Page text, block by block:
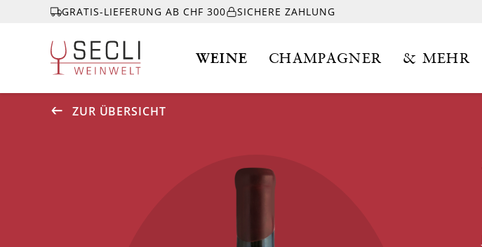
GRATIS-LIEFERUNG AB CHF 300 SICHERE ZAHLUNG
WEINE CHAMPAGNER & MEHR
ZUR ÜBERSICHT